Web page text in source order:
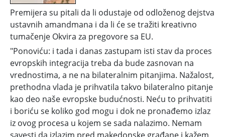
DECE I SVOJE KUČE
RASPARČENO OD
ŠARPLANCA?!
Premijera su pitali da li odustaje od odloženog dejstva
ustavnih amandmana i da li će se tražiti kreativno
tumačenje Okvira za pregovore sa EU.
"Ponoviću: i tada i danas zastupam isti stav da proces
evropskih integracija treba da bude zasnovan na
vrednostima, a ne na bilateralnim pitanjima. Nažalost,
prethodna vlada je prihvatila takvo bilateralno pitanje
kao deo naše evropske budućnosti. Neću to prihvatiti
i boriću se koliko god mogu i dok ne pronađemo izlaz
iz ovog procesa u kojem se sada nalazimo. Nemam
savesti da izlazim pred makedonske građane i kažem